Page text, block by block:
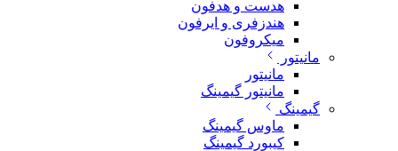
هدست و هدفون
هندزفری و ایرفون
میکروفون
مانیتور
مانیتور
مانیتور گیمینگ
گیمینگ
ماوس گیمینگ
کیبورد گیمینگ